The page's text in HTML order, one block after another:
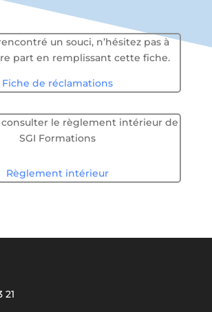
un souci, n’hésitez pas à
part en remplissant cette fiche.
Fiche de réclamations
consulter le règlement intérieur de
SGI Formations
Règlement intérieur
21